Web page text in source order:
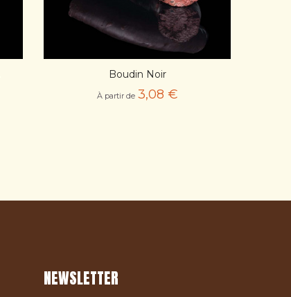
AJOUT PANIER
Boudin Noir
À partir de 3,08 €
NEWSLETTER